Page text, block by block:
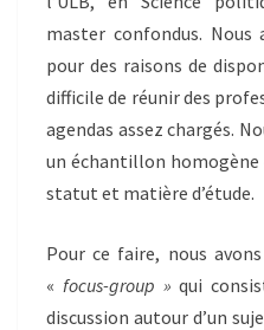
master confondus. Nous
pour des raisons de
difficile de réunir des
agendas assez chargés.
un échantillon homogène
statut et matière d’étude.
Pour ce faire, nous
« focus-group »qui
discussion autour d’un